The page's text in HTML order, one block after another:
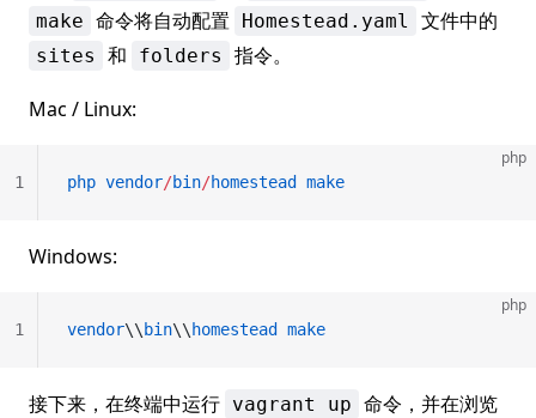
make 命令将自动配置 Homestead.yaml 文件中的
sites 和 folders 指令。
Mac / Linux:
php
php vendor/bin/homestead make
1
Windows:
php
vendor\\ bin\\ homestead make
1
接下来，在终端中运行 vagrant up 命令，并在浏览